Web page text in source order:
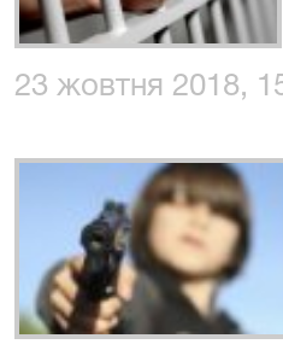
23 жовтня 2018,